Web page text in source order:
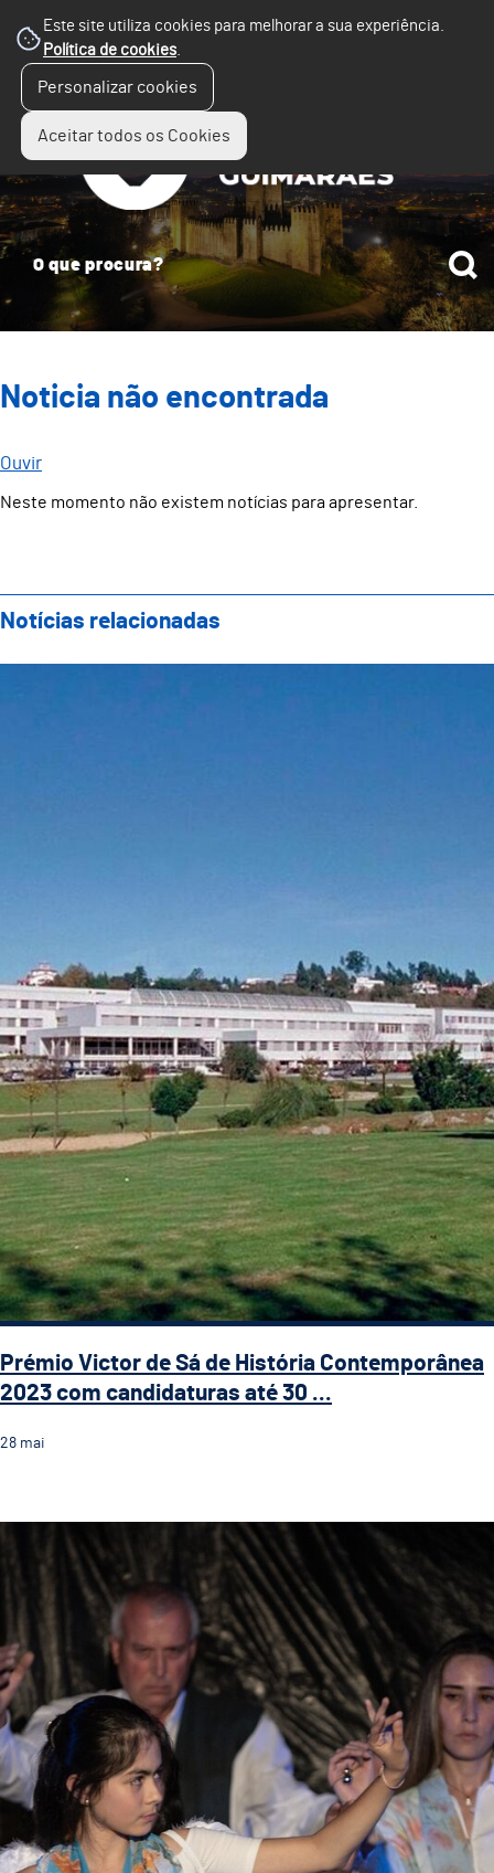
Este site utiliza cookies para melhorar a sua experiência.
Política de cookies.
Personalizar cookies
Aceitar todos os Cookies
Noticia não encontrada
Ouvir
Neste momento não existem notícias para apresentar.
Notícias relacionadas
Prémio Victor de Sá de História Contemporânea
2023 com candidaturas até 30 ...
28 mai
ExcentriCidade fecha uma residência mas tem já